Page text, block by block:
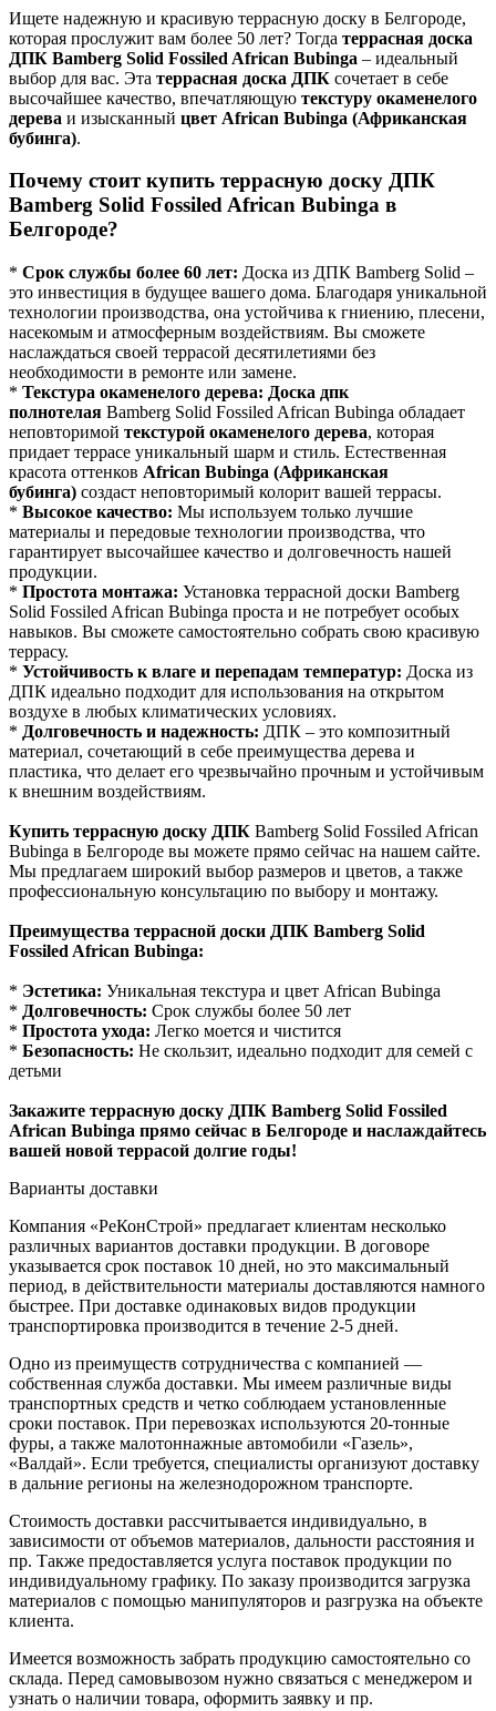
Ищете надежную и красивую террасную доску в Белгороде,
которая прослужит вам более 50 лет? Тогда террасная доска
ДПК Bamberg Solid Fossiled African Bubinga – идеальный
выбор для вас. Эта террасная доска ДПК сочетает в себе
высочайшее качество, впечатляющую текстуру окаменелого
дерева и изысканный цвет African Bubinga (Африканская
бубинга).
Почему стоит купить террасную доску ДПК
Bamberg Solid Fossiled African Bubinga в
Белгороде?
* Срок службы более 60 лет: Доска из ДПК Bamberg Solid –
это инвестиция в будущее вашего дома. Благодаря уникальной
технологии производства, она устойчива к гниению, плесени,
насекомым и атмосферным воздействиям. Вы сможете
наслаждаться своей террасой десятилетиями без
необходимости в ремонте или замене.
* Текстура окаменелого дерева: Доска дпк
полнотелая Bamberg Solid Fossiled African Bubinga обладает
неповторимой текстурой окаменелого дерева, которая
придает террасе уникальный шарм и стиль. Естественная
красота оттенков African Bubinga (Африканская
бубинга) создаст неповторимый колорит вашей террасы.
* Высокое качество: Мы используем только лучшие
материалы и передовые технологии производства, что
гарантирует высочайшее качество и долговечность нашей
продукции.
* Простота монтажа: Установка террасной доски Bamberg
Solid Fossiled African Bubinga проста и не потребует особых
навыков. Вы сможете самостоятельно собрать свою красивую
террасу.
* Устойчивость к влаге и перепадам температур: Доска из
ДПК идеально подходит для использования на открытом
воздухе в любых климатических условиях.
* Долговечность и надежность: ДПК – это композитный
материал, сочетающий в себе преимущества дерева и
пластика, что делает его чрезвычайно прочным и устойчивым
к внешним воздействиям.
Купить террасную доску ДПК Bamberg Solid Fossiled African
Bubinga в Белгороде вы можете прямо сейчас на нашем сайте.
Мы предлагаем широкий выбор размеров и цветов, а также
профессиональную консультацию по выбору и монтажу.
Преимущества террасной доски ДПК Bamberg Solid
Fossiled African Bubinga:
* Эстетика: Уникальная текстура и цвет African Bubinga
* Долговечность: Срок службы более 50 лет
* Простота ухода: Легко моется и чистится
* Безопасность: Не скользит, идеально подходит для семей с
детьми
Закажите террасную доску ДПК Bamberg Solid Fossiled
African Bubinga прямо сейчас в Белгороде и наслаждайтесь
вашей новой террасой долгие годы!
Варианты доставки
Компания «РеКонСтрой» предлагает клиентам несколько
различных вариантов доставки продукции. В договоре
указывается срок поставок 10 дней, но это максимальный
период, в действительности материалы доставляются намного
быстрее. При доставке одинаковых видов продукции
транспортировка производится в течение 2-5 дней.
Одно из преимуществ сотрудничества с компанией —
собственная служба доставки. Мы имеем различные виды
транспортных средств и четко соблюдаем установленные
сроки поставок. При перевозках используются 20-тонные
фуры, а также малотоннажные автомобили «Газель»,
«Валдай». Если требуется, специалисты организуют доставку
в дальние регионы на железнодорожном транспорте.
Стоимость доставки рассчитывается индивидуально, в
зависимости от объемов материалов, дальности расстояния и
пр. Также предоставляется услуга поставок продукции по
индивидуальному графику. По заказу производится загрузка
материалов с помощью манипуляторов и разгрузка на объекте
клиента.
Имеется возможность забрать продукцию самостоятельно со
склада. Перед самовывозом нужно связаться с менеджером и
узнать о наличии товара, оформить заявку и пр.